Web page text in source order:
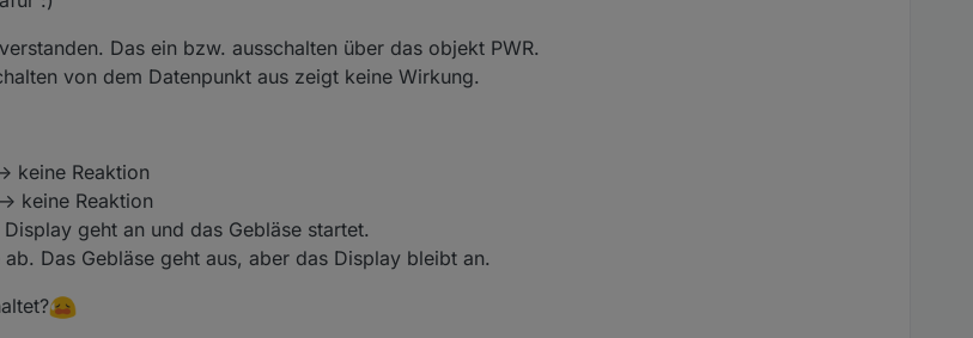
Das ein bzw. ausschalten über das objekt PWR.
von dem Datenpunkt aus zeigt keine Wirkung.
keine Reaktion
keine Reaktion
geht an und das Gebläse startet.
Das Gebläse geht aus, aber das Display bleibt an.